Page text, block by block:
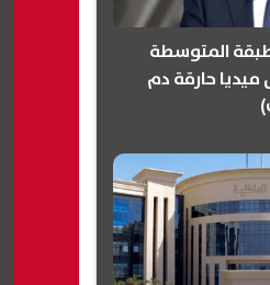
المتوسطة
ميديا حارقة دم